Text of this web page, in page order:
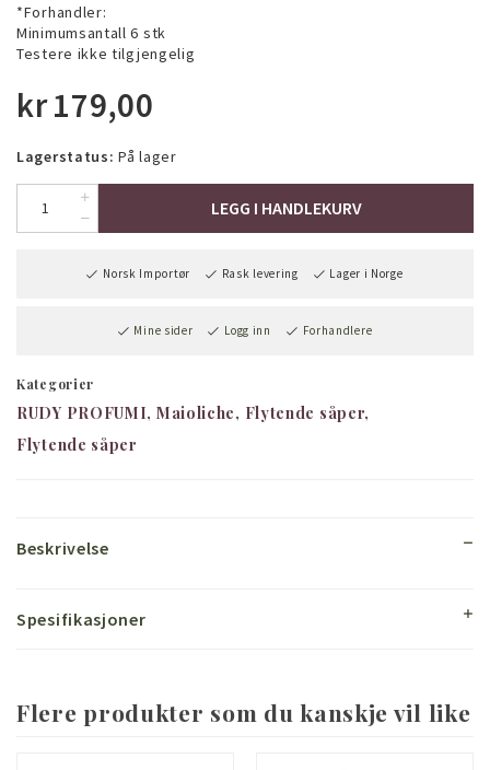
*Forhandler:
Minimumsantall 6 stk
Testere ikke tilgjengelig
kr179,00
Lagerstatus: På lager
LEGG I HANDLEKURV
Norsk Importør Rask levering Lager i Norge
Mine sider Logg inn Forhandlere
Kategorier
RUDY PROFUMI Maioliche
Flytende såper
Flytende såper
Beskrivelse
Spesifikasjoner
Flere produkter som du kanskje vil like